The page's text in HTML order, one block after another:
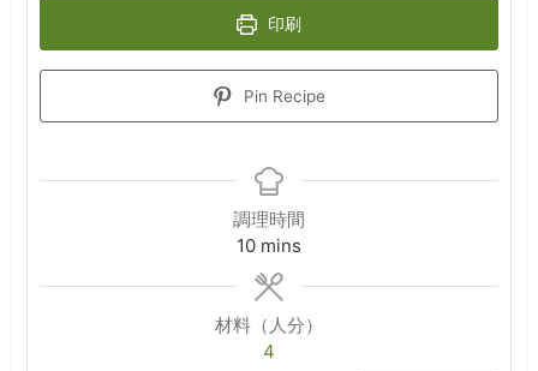
印刷
Pin Recipe
調理時間
10minutes
mins
材料（人分）
4